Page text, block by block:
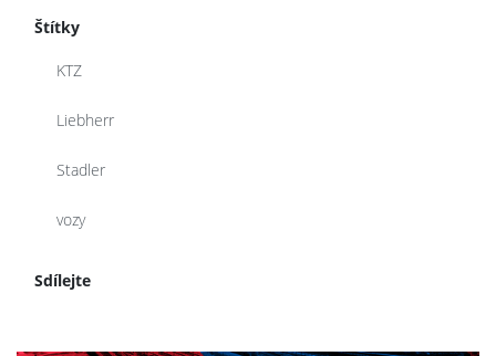
Štítky
KTZ
Liebherr
Stadler
vozy
Sdílejte